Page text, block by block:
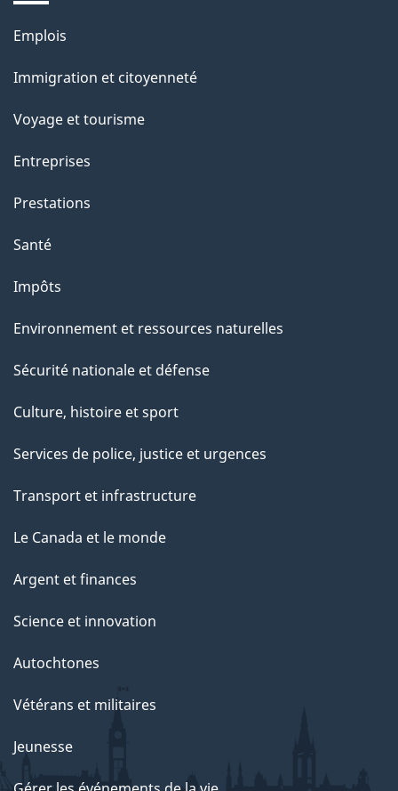
Thèmes
sujets
Emplois
Immigration et citoyenneté
Voyage et tourisme
Entreprises
Prestations
Santé
Impôts
Environnement et ressources naturelles
Sécurité nationale et défense
Culture, histoire et sport
Services de police, justice et urgences
Transport et infrastructure
Le Canada et le monde
Argent et finances
Science et innovation
Autochtones
Vétérans et militaires
Jeunesse